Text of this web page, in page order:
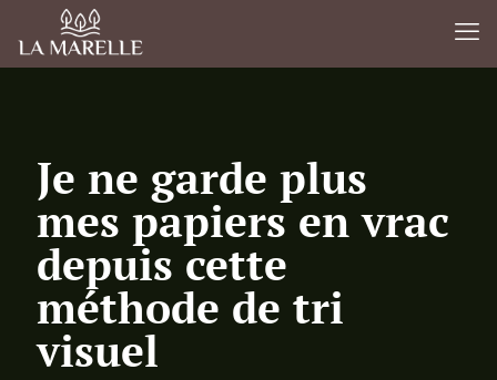
Je ne garde plus
mes papiers en vrac
depuis cette
méthode de tri
visuel